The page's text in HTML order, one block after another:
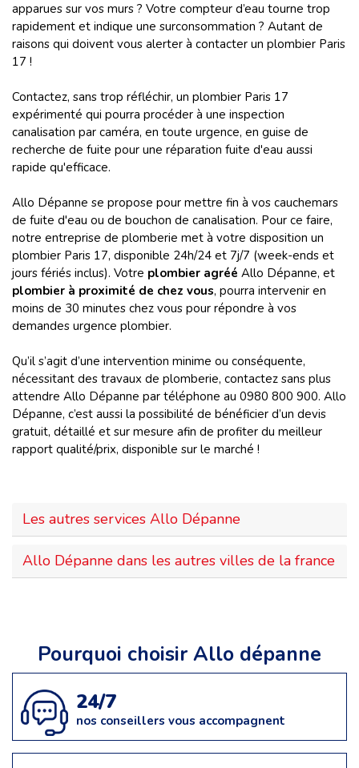
apparues sur vos murs ? Votre compteur d’eau tourne trop
rapidement et indique une surconsommation ? Autant de
raisons qui doivent vous alerter à contacter un plombier Paris
17 !
Contactez, sans trop réfléchir, un plombier Paris 17
expérimenté qui pourra procéder à une inspection
canalisation par caméra, en toute urgence, en guise de
recherche de fuite pour une réparation fuite d'eau aussi
rapide qu'efficace.
Allo Dépanne se propose pour mettre fin à vos cauchemars
de fuite d'eau ou de bouchon de canalisation. Pour ce faire,
notre entreprise de plomberie met à votre disposition un
plombier Paris 17, disponible 24h/24 et 7j/7 (week-ends et
jours fériés inclus). Votre plombier agréé Allo Dépanne, et
plombier à proximité de chez vous, pourra intervenir en
moins de 30 minutes chez vous pour répondre à vos
demandes urgence plombier.
Qu’il s’agit d’une intervention minime ou conséquente,
nécessitant des travaux de plomberie, contactez sans plus
attendre Allo Dépanne par téléphone au 0980 800 900. Allo
Dépanne, c’est aussi la possibilité de bénéficier d’un devis
gratuit, détaillé et sur mesure afin de profiter du meilleur
rapport qualité/prix, disponible sur le marché !
Les autres services Allo Dépanne
Allo Dépanne dans les autres villes de la france
Pourquoi choisir Allo dépanne
24/7
nos conseillers vous accompagnent